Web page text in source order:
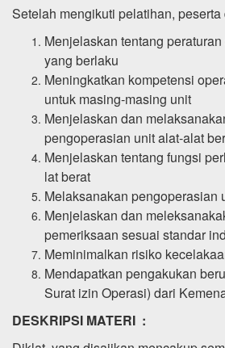
Setelah mengikuti pelatihan,
Menjelaskan tentang
yang berlaku
Meningkatkan kompetensi
untuk masing-masing unit
Menjelaskan dan
pengoperasian unit alat-alat
Menjelaskan tentang fungsi
lat berat
Melaksanakan pengoperasian
Menjelaskan dan
pemeriksaan sesuai standar
Meminimalkan risiko
Mendapatkan pengakukan
Surat izin Operasi) dari
DESKRIPSI MATERI :